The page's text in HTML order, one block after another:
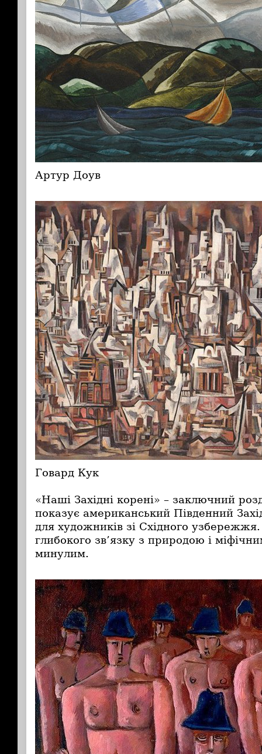
Артур Доув
Говард Кук
«Наші Західні корені» – заключний
показує американський Південний
для художників зі Східного
глибокого зв’язку з природою і
минулим.